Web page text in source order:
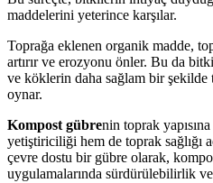
maddelerini yeterince karşılar.
Toprağa eklenen organik madde,
artırır ve erozyonu önler. Bu da
ve köklerin daha sağlam bir şekilde
oynar.
Kompost gübrenin toprak
yetiştiriciliği hem de toprak sağlığı
çevre dostu bir gübre olarak,
uygulamalarında sürdürülebilirlik